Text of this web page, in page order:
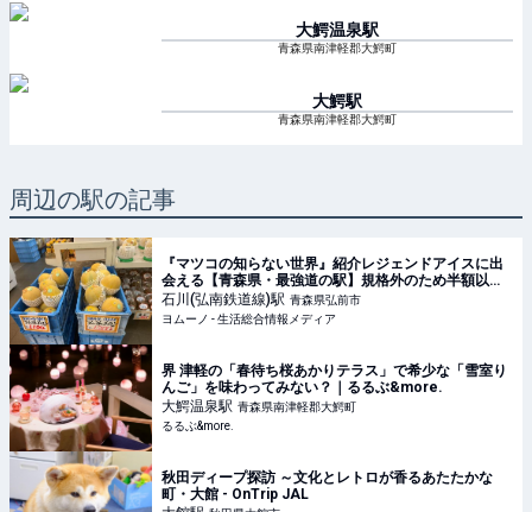
大鰐温泉駅
青森県南津軽郡大鰐町
大鰐駅
青森県南津軽郡大鰐町
周辺の駅の記事
『マツコの知らない世界』紹介レジェンドアイスに出
会える【青森県・最強道の駅】規格外のため半額以下
(感涙)超高級メロン…夏の“ひんやり”を大量ゲット！ |
ヨムーノ
石川(弘南鉄道線)駅 青森県弘前市
ヨムーノ - 生活総合情報メディア
界 津軽の「春待ち桜あかりテラス」で希少な「雪室り
んご」を味わってみない？｜るるぶ&more.
大鰐温泉駅 青森県南津軽郡大鰐町
るるぶ&more.
秋田ディープ探訪 ～文化とレトロが香るあたたかな
町・大館 - OnTrip JAL